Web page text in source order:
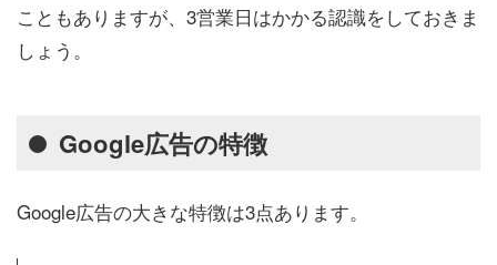
こともありますが、3営業日はかかる認識をしておきま
しょう。
Google広告の特徴
Google広告の大きな特徴は3点あります。